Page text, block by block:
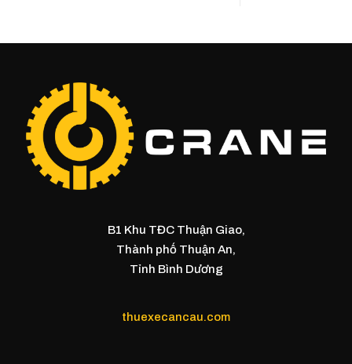
B1 Khu TĐC Thuận Giao,
Thành phố Thuận An,
Tỉnh Bình Dương
thuexecancau.com